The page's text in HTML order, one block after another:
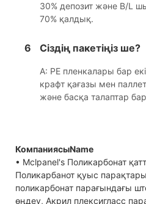
30% депозит және B/L
70% қалдық.
6 Сіздің пакетіңіз ше?
A: PE пленкалары бар
крафт қағазы мен
және басқа талаптар
КомпаниясыName
• Mclpanel's Поликарбонат
Поликарбанот қуыс
поликарбонат парағындағы
өңдеу, Акрил плексигласс